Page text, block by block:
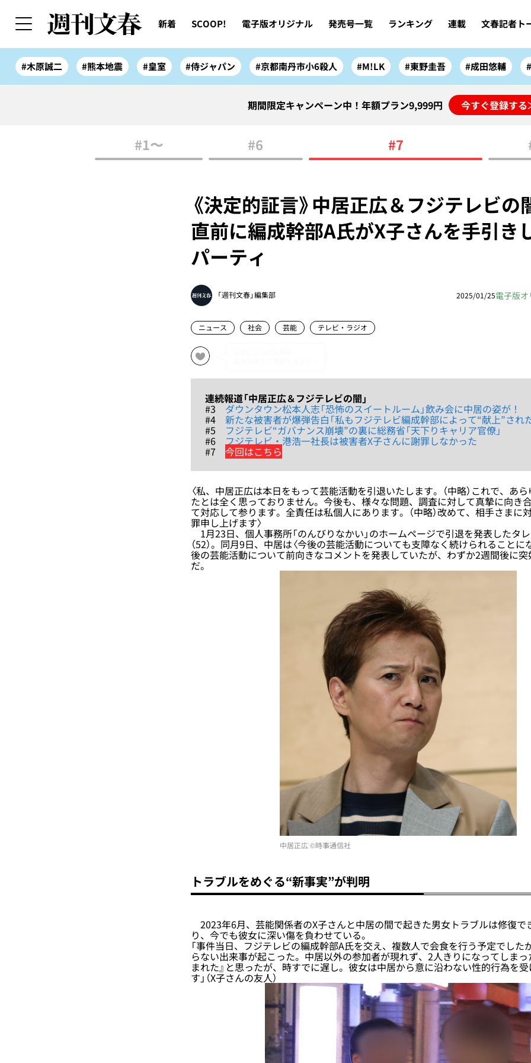
新着 SCOOP! 電子版オリジナル 発売号一覧 ランキング 連載 文春記者ト
#木原誠二 #熊本地震 #皇室 #侍ジャパン #京都南丹市小6殺人 #M!LK #東野圭吾 #成田悠輔
期間限定キャンペーン中！年額プラン9,999円 今すぐ登録す
#1〜 #6 #7
《決定的証言》中居正広＆フジテレビ
直前に編成幹部A氏がX子さんを手引き
パーティ
「週刊文春」編集部 2025/01/25電子版
ニュース 社会 芸能 テレビ・ラジオ
連続報道「中居正広＆フジテレビの闇」
#3 ダウンタウン松本人志「恐怖のスイートルーム」飲み会に中居の姿が！
#4 新たな被害者が爆弾告白「私もフジテレビ編成幹部によって“献上”され
#5 フジテレビ“ガバナンス崩壊”の裏に総務省「天下りキャリア官僚」
#6 フジテレビ・港浩一社長は被害者X子さんに謝罪しなかった
#7 今回はこちら
〈私、中居正広は本日をもって芸能活動を引退いたします。（中略）これで、あ
たとは全く思っておりません。今後も、様々な問題、調査に対して真摯に向き
て対応して参ります。全責任は私個人にあります。（中略）改めて、相手さまに
罪申し上げます〉
1月23日、個人事務所「のんびりなかい」のホームページで引退を発表したタ
（52）。同月9日、中居は〈今後の芸能活動についても支障なく続けられることに
後の芸能活動について前向きなコメントを発表していたが、わずか2週間後に
だ。
中居正広 ©時事通信社
トラブルをめぐる“新事実”が判明
2023年6月、芸能関係者のX子さんと中居の間で起きた男女トラブルは修復で
り、今でも彼女に深い傷を負わせている。
「事件当日、フジテレビの編成幹部A氏を交え、複数人で会食を行う予定でした
らない出来事が起こった。中居以外の参加者が現れず、2人きりになってしまっ
まれた』と思ったが、時すでに遅し。彼女は中居から意に沿わない性的行為を
す」（X子さんの友人）